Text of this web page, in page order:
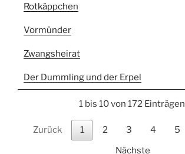
Rotkäppchen
Vormünder
Zwangsheirat
Der Dummling und der Erpel
1 bis 10 von 172 Einträgen
Zurück 1 2 3 4 5
Nächste